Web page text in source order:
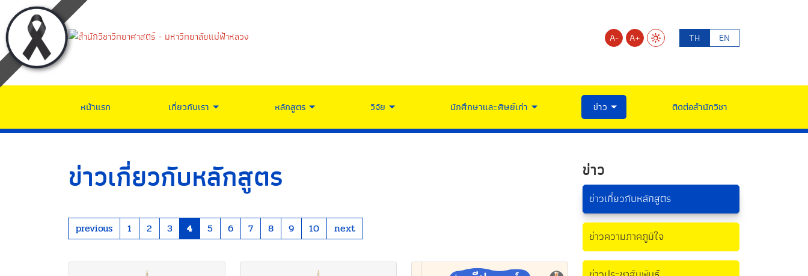
A- A+ TH EN
หน้าแรก เกี่ยวกับเรา หลักสูตร วิจัย นักศึกษาและศิษย์เก่า ข่าว ติดต่อสำนักวิชา
ข่าวเกี่ยวกับหลักสูตร
previous 1 2 3 4 5 6 7 8 9 10 next
ข่าว
ข่าวเกี่ยวกับหลักสูตร
ข่าวความภาคภูมิใจ